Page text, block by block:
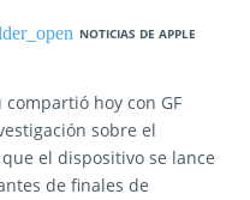
NOTICIAS DE APPLE
hoy con GF
sobre el
el dispositivo se lance
de finales de